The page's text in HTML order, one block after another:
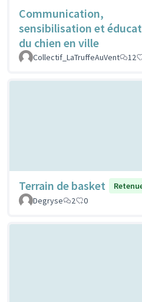
Communication,
sensibilisation et
du chien en ville
Collectif_LaTruffeAuVent 12
Terrain de basket
Degryse
2 0